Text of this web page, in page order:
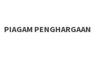
PIAGAM PENGHARGAAN